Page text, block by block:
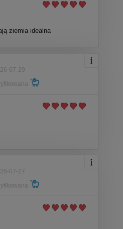
ziemia idealna
07-29
07-27